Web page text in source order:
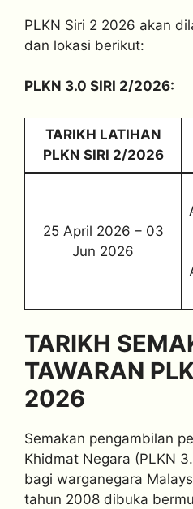
PLKN Siri 2 2026 akan
dan lokasi berikut:
PLKN 3.0 SIRI 2/2026:
TARIKH LATIHAN
PLKN SIRI 2/2026
25 April 2026 – 03
Jun 2026
TARIKH
TAWARAN
2026
Semakan pengambilan
Khidmat Negara (PLKN
bagi warganegara
tahun 2008 dibuka